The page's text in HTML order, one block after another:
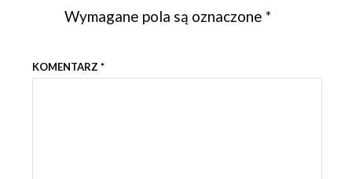
Wymagane pola są oznaczone *
KOMENTARZ *